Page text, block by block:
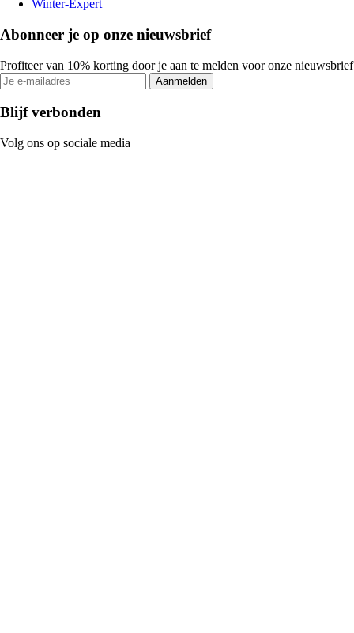
Winter-Expert
Abonneer je op onze nieuwsbrief
Profiteer van 10% korting door je aan te melden voor onze nieuwsbrief
Aanmelden
Blijf verbonden
Volg ons op sociale media